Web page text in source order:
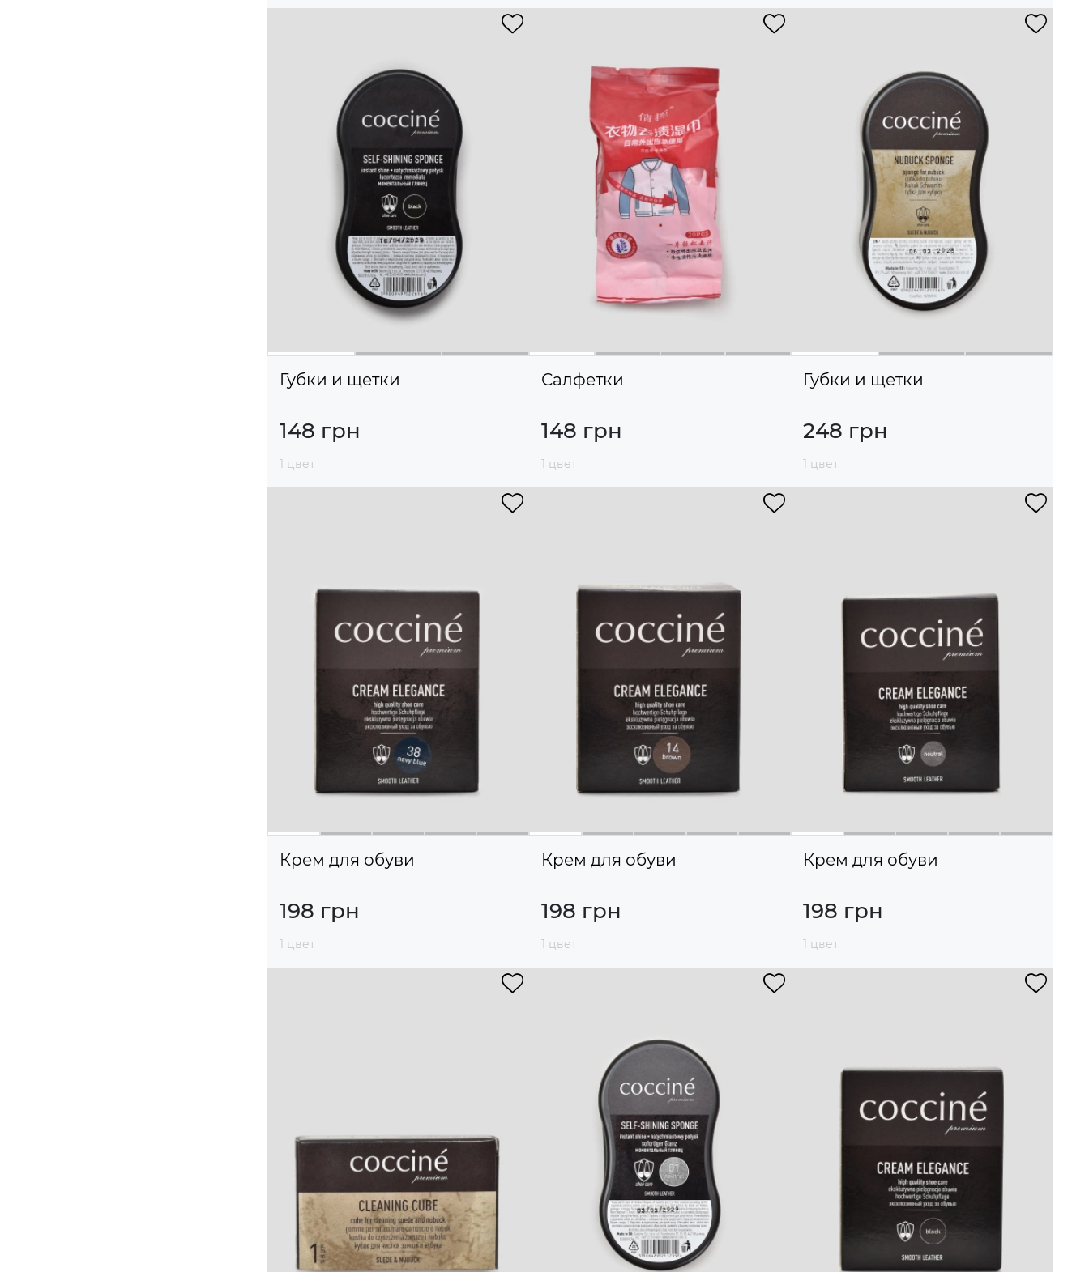
Губки и щетки
148 грн
1 цвет
Салфетки
148 грн
1 цвет
Губки и щетки
248 грн
1 цвет
Крем для обуви
198 грн
1 цвет
Крем для обуви
198 грн
1 цвет
Крем для обуви
198 грн
1 цвет